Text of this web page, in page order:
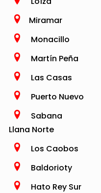
Miramar
Monacillo
Martín Peña
Las Casas
Puerto Nuevo
Sabana
Llana Norte
Los Caobos
Baldorioty
Hato Rey Sur